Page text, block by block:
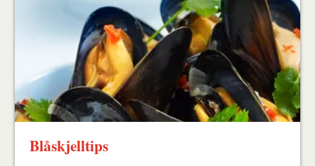
Blåskjelltips